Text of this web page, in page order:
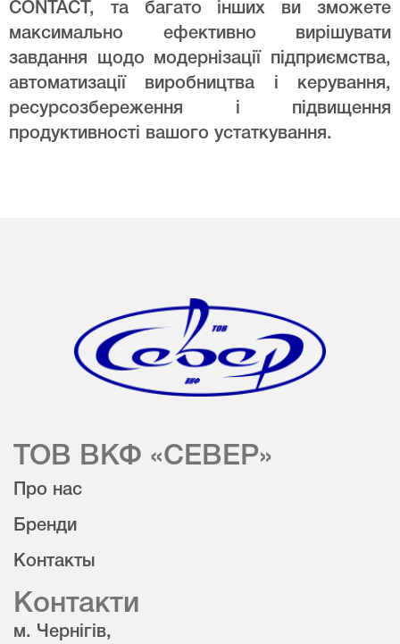
CONTACT, та багато інших ви зможете
максимально ефективно вирішувати
завдання щодо модернізації підприємства,
автоматизації виробництва і керування,
ресурсозбереження і підвищення
продуктивності вашого устаткування.
ТОВ ВКФ «СЕВЕР»
Про нас
Бренди
Контакты
Контакти
м. Чернігів,